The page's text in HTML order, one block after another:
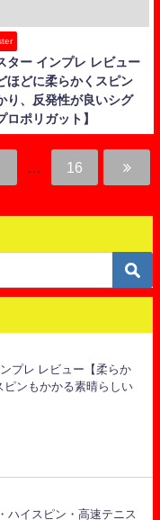
ター インプレ レビュー
ほどに柔らかくスピン
り、反発性が良いシグ
ロポリガット】
16
プレ レビュー【柔らか
ピンもかかる素晴らしい
ハイスピン・高速テニス